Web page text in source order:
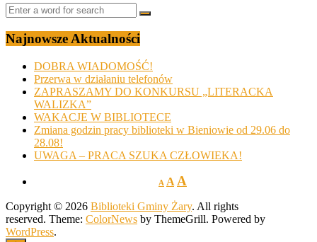
Najnowsze Aktualności
DOBRA WIADOMOŚĆ!
Przerwa w działaniu telefonów
ZAPRASZAMY DO KONKURSU „LITERACKA
WALIZKA”
WAKACJE W BIBLIOTECE
Zmiana godzin pracy biblioteki w Bieniowie od 29.06 do
28.08!
UWAGA – PRACA SZUKA CZŁOWIEKA!
A A A
Copyright © 2026 Biblioteki Gminy Żary. All rights
reserved. Theme: ColorNews by ThemeGrill. Powered by
WordPress.